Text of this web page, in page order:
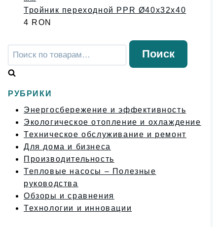
Тройник переходной PPR Ø40x32x40
4 RON
Искать:
Поиск
РУБРИКИ
Энергосбережение и эффективность
Экологическое отопление и охлаждение
Техническое обслуживание и ремонт
Для дома и бизнеса
Производительность
Тепловые насосы – Полезные
руководства
Обзоры и сравнения
Технологии и инновации